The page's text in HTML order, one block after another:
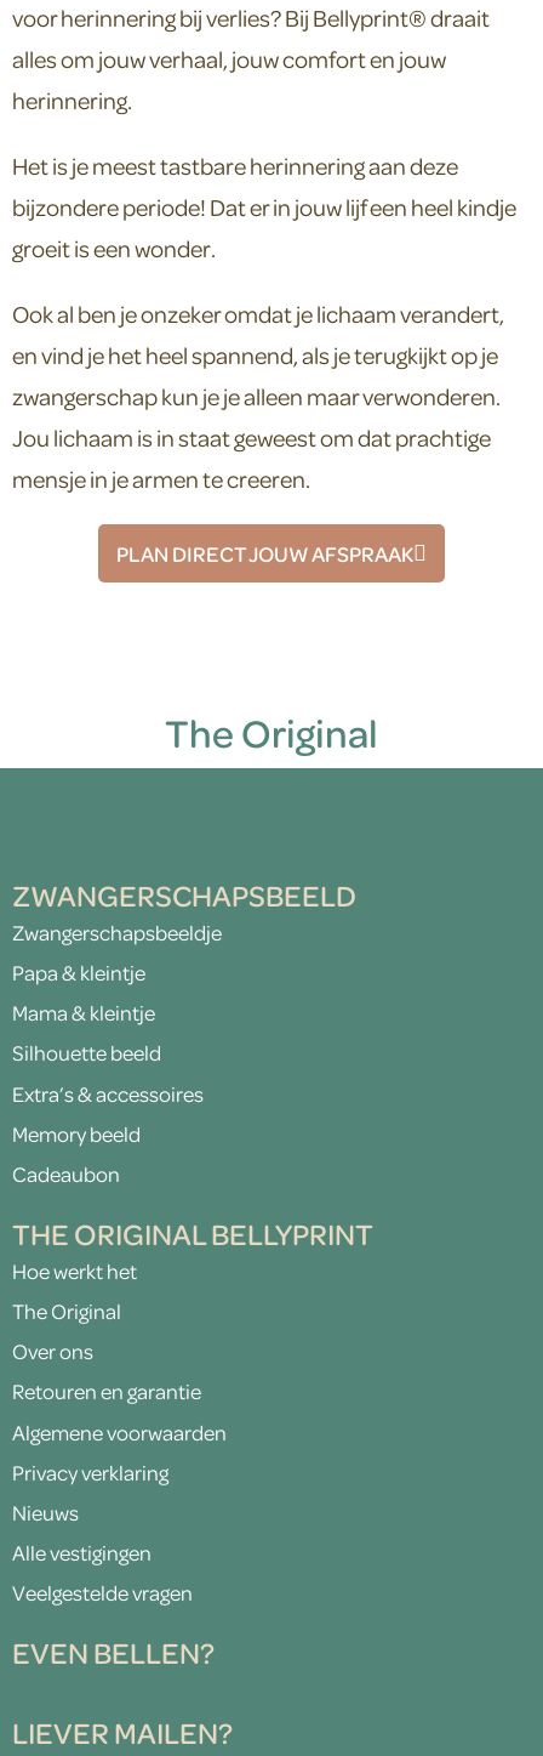
voor herinnering bij verlies? Bij Bellyprint® draait
alles om jouw verhaal, jouw comfort en jouw
herinnering.
Het is je meest tastbare herinnering aan deze
bijzondere periode! Dat er in jouw lijf een heel kindje
groeit is een wonder.
Ook al ben je onzeker omdat je lichaam verandert,
en vind je het heel spannend, als je terugkijkt op je
zwangerschap kun je je alleen maar verwonderen.
Jou lichaam is in staat geweest om dat prachtige
mensje in je armen te creeren.
PLAN DIRECT JOUW AFSPRAAK
The Original
ZWANGERSCHAPSBEELD
Zwangerschapsbeeldje
Papa & kleintje
Mama & kleintje
Silhouette beeld
Extra’s & accessoires
Memory beeld
Cadeaubon
THE ORIGINAL BELLYPRINT
Hoe werkt het
The Original
Over ons
Retouren en garantie
Algemene voorwaarden
Privacy verklaring
Nieuws
Alle vestigingen
Veelgestelde vragen
EVEN BELLEN?
LIEVER MAILEN?